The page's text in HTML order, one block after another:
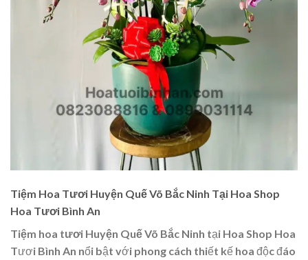
Tiệm Hoa Tươi Huyện Quế Võ Bắc Ninh Tại Hoa Shop
Hoa Tươi Bình An
Tiệm hoa tươi Huyện Quế Võ Bắc Ninh tại Hoa Shop Hoa
Tươi Bình An nổi bật với phong cách thiết kế hoa độc đáo